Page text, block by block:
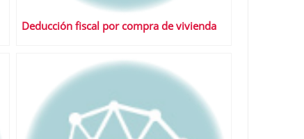
Deducción fiscal por compra de vivienda